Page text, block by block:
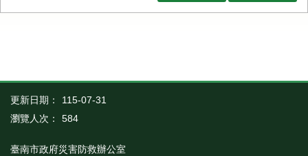
更新日期：
115-07-31
瀏覽人次：
584
臺南市政府災害防救辦公室